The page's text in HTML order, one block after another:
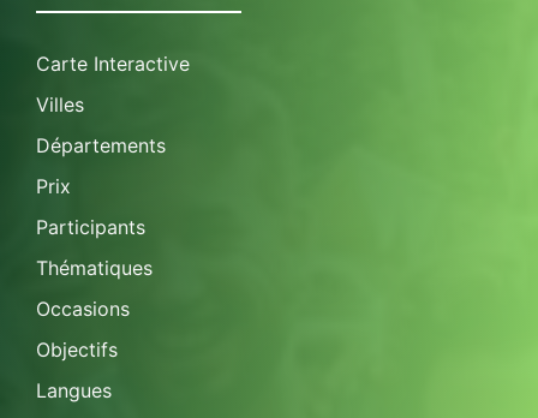
Carte Interactive
Villes
Départements
Prix
Participants
Thématiques
Occasions
Objectifs
Langues